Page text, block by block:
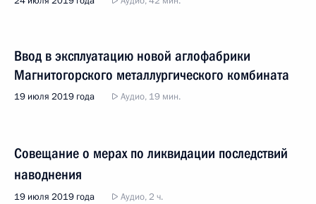
Ввод в эксплуатацию новой аглофабрики
Магнитогорского металлургического комбината
19 июля 2019 года Аудио, 19 мин.
Совещание о мерах по ликвидации последствий
наводнения
19 июля 2019 года Аудио, 2 ч.